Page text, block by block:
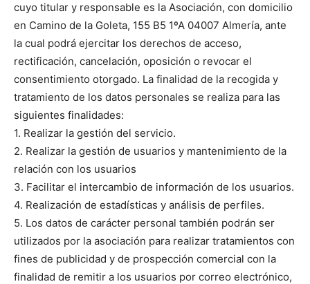
cuyo titular y responsable es la Asociación, con domicilio
en Camino de la Goleta, 155 B5 1ºA 04007 Almería, ante
la cual podrá ejercitar los derechos de acceso,
rectificación, cancelación, oposición o revocar el
consentimiento otorgado. La finalidad de la recogida y
tratamiento de los datos personales se realiza para las
siguientes finalidades:
1. Realizar la gestión del servicio.
2. Realizar la gestión de usuarios y mantenimiento de la
relación con los usuarios
3. Facilitar el intercambio de información de los usuarios.
4. Realización de estadísticas y análisis de perfiles.
5. Los datos de carácter personal también podrán ser
utilizados por la asociación para realizar tratamientos con
fines de publicidad y de prospección comercial con la
finalidad de remitir a los usuarios por correo electrónico,